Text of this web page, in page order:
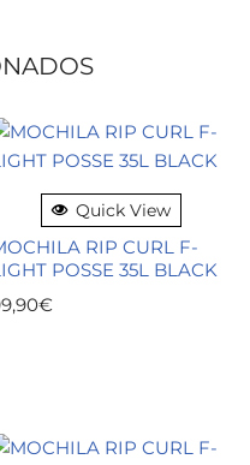
Quick View
RIP CURL F-
POSSE 35L BLACK
€